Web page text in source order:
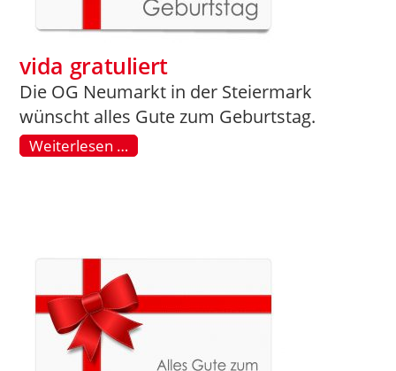
vida gratuliert
Die OG Neumarkt in der Steiermark
wünscht alles Gute zum Geburtstag.
Weiterlesen …